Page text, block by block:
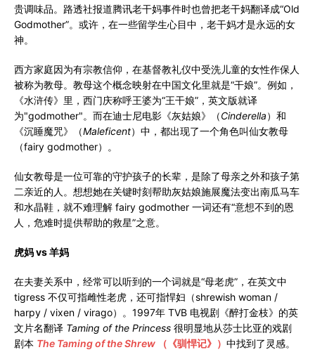
贵调味品。路透社报道腾讯老干妈事件时也曾把老干妈翻译成“Old
Godmother”。或许，在一些留学生心目中，老干妈才是永远的女
神。
西方家庭因为有宗教信仰，在基督教礼仪中受洗儿童的女性作保人
被称为教母。教母这个概念映射在中国文化里就是“干娘”。例如，
《水浒传》里，西门庆称呼王婆为“王干娘”，英文版就译
为"godmother"。而在迪士尼电影《灰姑娘》（Cinderella）和
《沉睡魔咒》（Maleficent）中，都出现了一个角色叫仙女教母
（fairy godmother）。
仙女教母是一位可靠的守护孩子的长辈，是除了母亲之外和孩子第
二亲近的人。想想她在关键时刻帮助灰姑娘施展魔法变出南瓜马车
和水晶鞋，就不难理解 fairy godmother 一词还有“意想不到的恩
人，危难时提供帮助的救星”之意。
虎妈 vs羊妈
在夫妻关系中，经常可以听到的一个词就是“母老虎”，在英文中
tigress 不仅可指雌性老虎，还可指悍妇（shrewish woman /
harpy / vixen / virago）。1997年 TVB 电视剧《醉打金枝》的英
文片名翻译 Taming of the Princess 很明显地从莎士比亚的戏剧
剧本 The Taming of the Shrew （《驯悍记》） 中找到了灵感。